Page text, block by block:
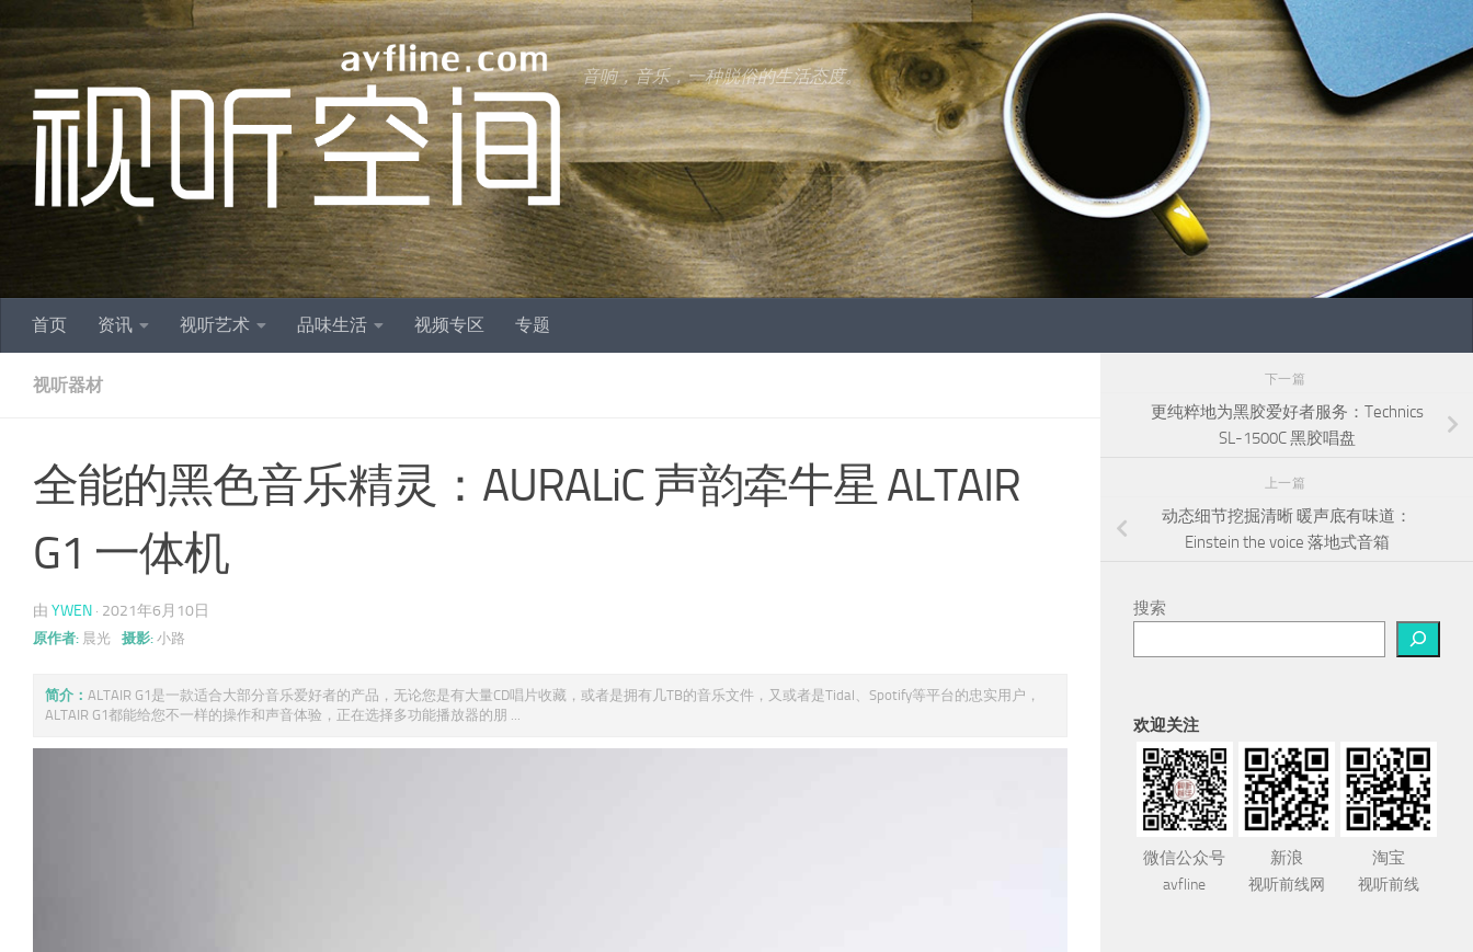
跳至内容
音响，音乐，一种脱俗的生活态度。
首页 资讯 视听艺术 品味生活 视频专区 专题
视听器材
全能的黑色音乐精灵：AURALiC 声韵牵牛星 ALTAIR
G1 一体机
由 YWEN · 2021年6月10日
原作者: 晨光 摄影: 小路
简介： ALTAIR G1是一款适合大部分音乐爱好者的产品，无论您是有大量CD唱片收藏，或者是拥有几TB的音乐文件，又或者是Tidal、Spotify等平台的忠实用户，
ALTAIR G1都能给您不一样的操作和声音体验，正在选择多功能播放器的朋 ...
下一篇
更纯粹地为黑胶爱好者服务：Technics
SL-1500C 黑胶唱盘
上一篇
动态细节挖掘清晰 暖声底有味道：
Einstein the voice 落地式音箱
搜索
欢迎关注
微信公众号
avfline
新浪
视听前线网
淘宝
视听前线